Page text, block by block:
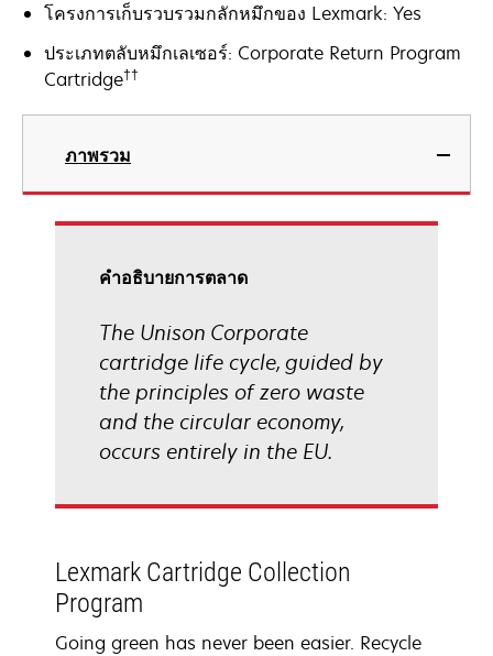
โครงการเก็บรวบรวมกลักหมึกของ Lexmark: Yes
ประเภทตลับหมึกเลเซอร์: Corporate Return Program
Cartridge††
ภาพรวม
คําอธิบายการตลาด
The Unison Corporate
cartridge life cycle, guided by
the principles of zero waste
and the circular economy,
occurs entirely in the EU.
Lexmark Cartridge Collection
Program
Going green has never been easier. Recycle